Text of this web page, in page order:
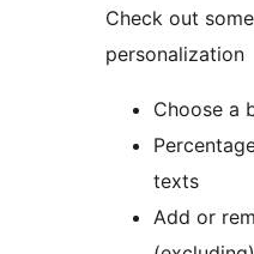
Check out
personalization
Choose a
texts
Add or